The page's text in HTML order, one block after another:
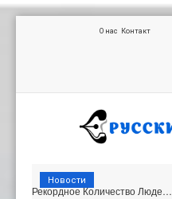
О нас Контакт
Рекордное Количество Люде…
Новости